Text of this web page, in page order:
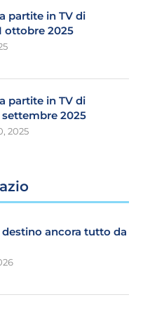
partite in TV di
ottobre 2025
partite in TV di
2025
2025
ancora tutto da